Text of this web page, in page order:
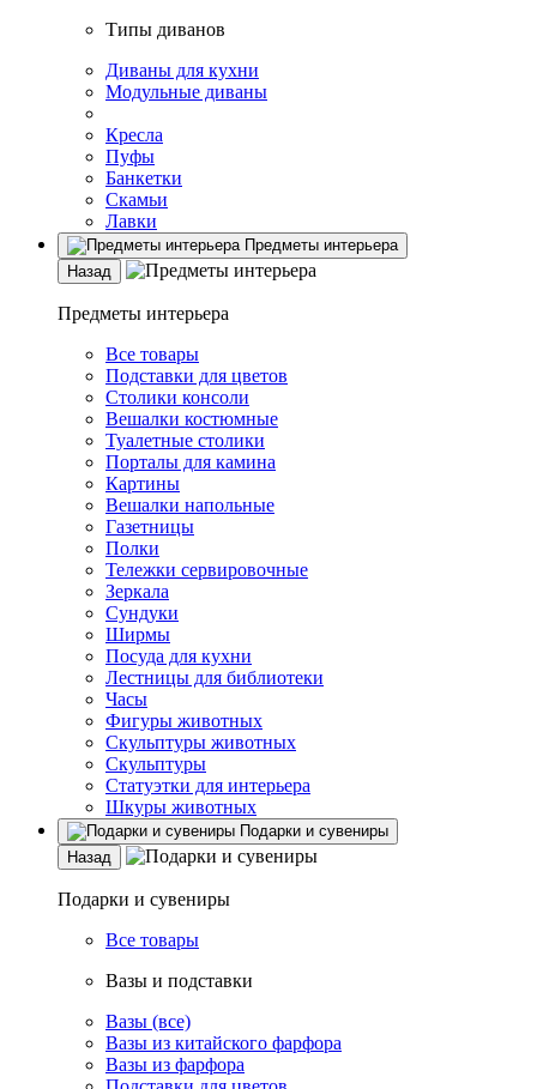
Типы диванов
Диваны для кухни
Модульные диваны
Кресла
Пуфы
Банкетки
Скамьи
Лавки
Предметы интерьера
Назад
Предметы интерьера
Все товары
Подставки для цветов
Столики консоли
Вешалки костюмные
Туалетные столики
Порталы для камина
Картины
Вешалки напольные
Газетницы
Полки
Тележки сервировочные
Зеркала
Сундуки
Ширмы
Посуда для кухни
Лестницы для библиотеки
Часы
Фигуры животных
Скульптуры животных
Скульптуры
Статуэтки для интерьера
Шкуры животных
Подарки и сувениры
Назад
Подарки и сувениры
Все товары
Вазы и подставки
Вазы (все)
Вазы из китайского фарфора
Вазы из фарфора